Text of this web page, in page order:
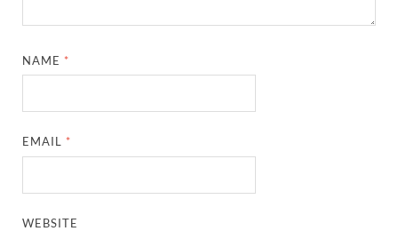
NAME *
EMAIL *
WEBSITE